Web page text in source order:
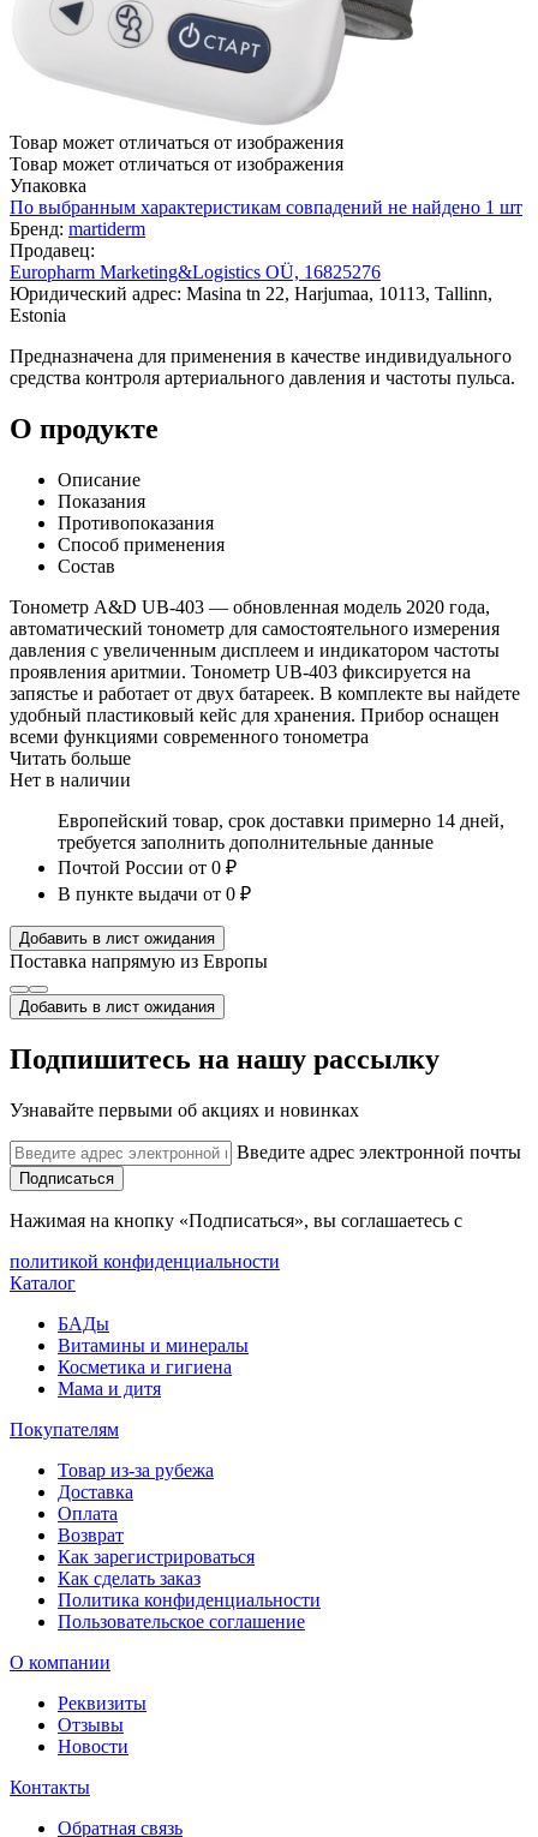
Товар может отличаться от изображения
Товар может отличаться от изображения
Упаковка
По выбранным характеристикам совпадений не найдено 1 шт
Бренд: martiderm
Продавец:
Europharm Marketing&Logistics OÜ, 16825276
Юридический адрес: Masina tn 22, Harjumaa, 10113, Tallinn,
Estonia
Предназначена для применения в качестве индивидуального
средства контроля артериального давления и частоты пульса.
О продукте
Описание
Показания
Противопоказания
Способ применения
Состав
Тонометр A&D UB-403 — обновленная модель 2020 года,
автоматический тонометр для самостоятельного измерения
давления с увеличенным дисплеем и индикатором частоты
проявления аритмии. Тонометр UB-403 фиксируется на
запястье и работает от двух батареек. В комплекте вы найдете
удобный пластиковый кейс для хранения. Прибор оснащен
всеми функциями современного тонометра
Читать больше
Нет в наличии
Европейский товар, срок доставки примерно 14 дней,
требуется заполнить дополнительные данные
Почтой России от 0 ₽
В пункте выдачи от 0 ₽
Добавить в лист ожидания
Поставка напрямую из Европы
Добавить в лист ожидания
Подпишитесь на нашу рассылку
Узнавайте первыми об акциях и новинках
Введите адрес электронной почты
Подписаться
Нажимая на кнопку «Подписаться», вы соглашаетесь с
политикой конфиденциальности
Каталог
БАДы
Витамины и минералы
Косметика и гигиена
Мама и дитя
Покупателям
Товар из-за рубежа
Доставка
Оплата
Возврат
Как зарегистрироваться
Как сделать заказ
Политика конфиденциальности
Пользовательское соглашение
О компании
Реквизиты
Отзывы
Новости
Контакты
Обратная связь